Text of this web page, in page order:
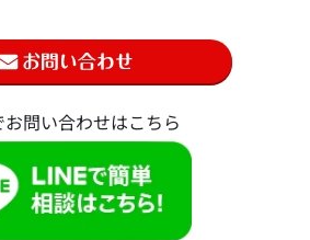
お問い合わせはこちら